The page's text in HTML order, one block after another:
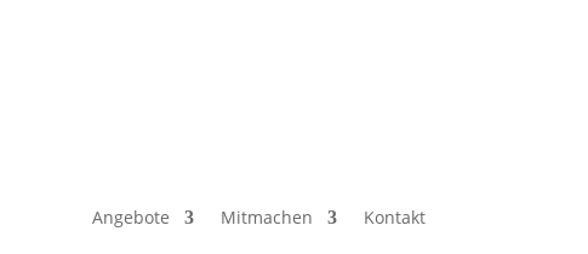
Angebote Mitmachen Kontakt